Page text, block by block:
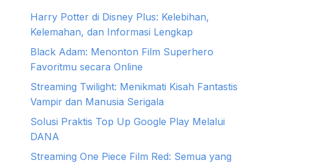
Harry Potter di Disney Plus: Kelebihan,
Kelemahan, dan Informasi Lengkap
Black Adam: Menonton Film Superhero
Favoritmu secara Online
Streaming Twilight: Menikmati Kisah Fantastis
Vampir dan Manusia Serigala
Solusi Praktis Top Up Google Play Melalui
DANA
Streaming One Piece Film Red: Semua yang